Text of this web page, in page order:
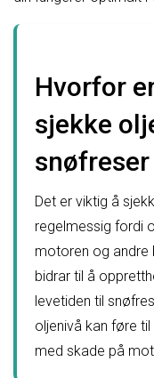
Hvorfor
sjekke
Det er viktig å
regelmessig fordi
motoren og andre
bidrar til å
levetiden til
oljenivå kan føre
med skade på